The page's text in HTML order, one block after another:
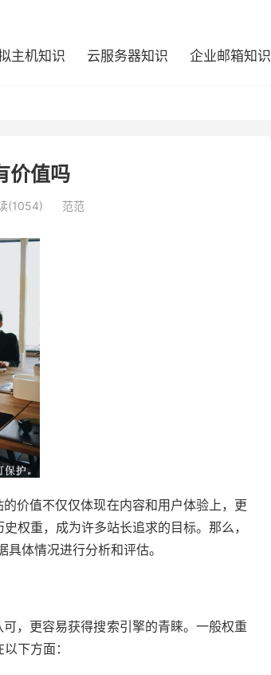
主机知识 云服务器知识 企业邮箱知识
价值吗
(1054) 范范
价值不仅仅体现在内容和用户体验上，更
权重，成为许多站长追求的目标。那么，
体情况进行分析和评估。
，更容易获得搜索引擎的青睐。一般权重
下方面：